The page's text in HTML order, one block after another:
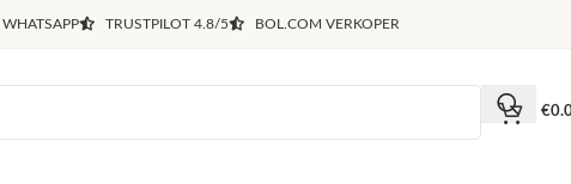
WHATSAPP TRUSTPILOT 4.8/5 BOL.COM VERKOPER
€